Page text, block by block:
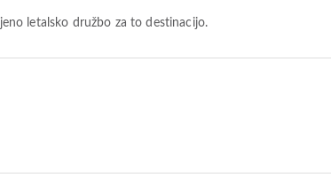
letalsko družbo za to destinacijo.